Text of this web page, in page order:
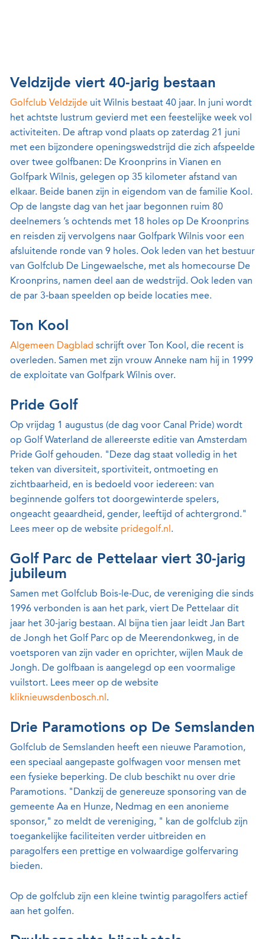
Veldzijde viert 40-jarig bestaan
Golfclub Veldzijde uit Wilnis bestaat 40 jaar. In juni wordt
het achtste lustrum gevierd met een feestelijke week vol
activiteiten. De aftrap vond plaats op zaterdag 21 juni
met een bijzondere openingswedstrijd die zich afspeelde
over twee golfbanen: De Kroonprins in Vianen en
Golfpark Wilnis, gelegen op 35 kilometer afstand van
elkaar. Beide banen zijn in eigendom van de familie Kool.
Op de langste dag van het jaar begonnen ruim 80
deelnemers ’s ochtends met 18 holes op De Kroonprins
en reisden zij vervolgens naar Golfpark Wilnis voor een
afsluitende ronde van 9 holes. Ook leden van het bestuur
van Golfclub De Lingewaelsche, met als homecourse De
Kroonprins, namen deel aan de wedstrijd. Ook leden van
de par 3-baan speelden op beide locaties mee.
Ton Kool
Algemeen Dagblad schrijft over Ton Kool, die recent is
overleden. Samen met zijn vrouw Anneke nam hij in 1999
de exploitate van Golfpark Wilnis over.
Pride Golf
Op vrijdag 1 augustus (de dag voor Canal Pride) wordt
op Golf Waterland de allereerste editie van Amsterdam
Pride Golf gehouden. "Deze dag staat volledig in het
teken van diversiteit, sportiviteit, ontmoeting en
zichtbaarheid, en is bedoeld voor iedereen: van
beginnende golfers tot doorgewinterde spelers,
ongeacht geaardheid, gender, leeftijd of achtergrond."
Lees meer op de website pridegolf.nl .
Golf Parc de Pettelaar viert 30-jarig
jubileum
Samen met Golfclub Bois-le-Duc, de vereniging die sinds
1996 verbonden is aan het park, viert De Pettelaar dit
jaar het 30-jarig bestaan. Al bijna tien jaar leidt Jan Bart
de Jongh het Golf Parc op de Meerendonkweg, in de
voetsporen van zijn vader en oprichter, wijlen Mauk de
Jongh. De golfbaan is aangelegd op een voormalige
vuilstort. Lees meer op de website
kliknieuwsdenbosch.nl .
Drie Paramotions op De Semslanden
Golfclub de Semslanden heeft een nieuwe Paramotion,
een speciaal aangepaste golfwagen voor mensen met
een fysieke beperking. De club beschikt nu over drie
Paramotions. "Dankzij de genereuze sponsoring van de
gemeente Aa en Hunze, Nedmag en een anonieme
sponsor," zo meldt de vereniging, " kan de golfclub zijn
toegankelijke faciliteiten verder uitbreiden en
paragolfers een prettige en volwaardige golfervaring
bieden.
Op de golfclub zijn een kleine twintig paragolfers actief
aan het golfen.